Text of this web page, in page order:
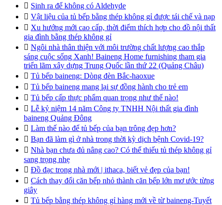
 Sinh ra để không có Aldehyde
 Vật liệu của tủ bếp bằng thép không gỉ được tái chế và nạp
 Xu hướng mới cao cấp, thời điểm thích hợp cho đồ nội thất
gia đình bằng thép không gỉ
 Ngôi nhà thân thiện với môi trường chất lượng cao thắp
sáng cuộc sống Xanh! Baineng Home furnishing tham gia
triển lãm xây dựng Trung Quốc lần thứ 22 (Quảng Châu)
 Tủ bếp baineng: Dòng đèn Bắc-haoxue
 Tủ bếp baineng mang lại sự đồng hành cho trẻ em
 Tủ bếp cấp thực phẩm quan trọng như thế nào!
 Lễ kỷ niệm 14 năm Công ty TNHH Nội thất gia đình
baineng Quảng Đông
 Làm thế nào để tủ bếp của bạn trông đẹp hơn?
 Bạn đã làm gì ở nhà trong thời kỳ dịch bệnh Covid-19?
 Nhà bạn chưa đủ nâng cao? Có thể thiếu tủ thép không gỉ
sang trọng nhẹ
 Đồ đạc trong nhà mới | ithaca, biết vẻ đẹp của bạn!
 Cách thay đổi căn bếp nhỏ thành căn bếp lớn mơ ước từng
giây
 Tủ bếp bằng thép không gỉ hàng mới về từ baineng-Tuyết